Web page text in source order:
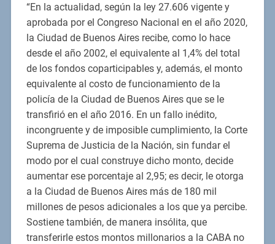
“En la actualidad, según la ley 27.606 vigente y
aprobada por el Congreso Nacional en el año 2020,
la Ciudad de Buenos Aires recibe, como lo hace
desde el año 2002, el equivalente al 1,4% del total
de los fondos coparticipables y, además, el monto
equivalente al costo de funcionamiento de la
policía de la Ciudad de Buenos Aires que se le
transfirió en el año 2016. En un fallo inédito,
incongruente y de imposible cumplimiento, la Corte
Suprema de Justicia de la Nación, sin fundar el
modo por el cual construye dicho monto, decide
aumentar ese porcentaje al 2,95; es decir, le otorga
a la Ciudad de Buenos Aires más de 180 mil
millones de pesos adicionales a los que ya percibe.
Sostiene también, de manera insólita, que
transferirle estos montos millonarios a la CABA no